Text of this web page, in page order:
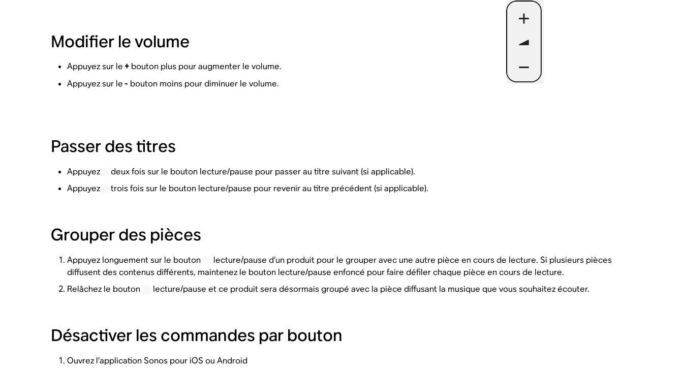
Modifier le volume
Appuyez sur le+bouton plus pour augmenter le volume.
Appuyez sur le- bouton moins pour diminuer le volume.
Passer des titres
Appuyez deux fois sur le bouton lecture/pause pour passer au titre suivant (si applicable).
Appuyez
trois fois sur le bouton lecture/pause pour revenir au titre précédent (si applicable).
Grouper des pièces
Appuyez longuement sur le bouton
lecture/pause d’un produit pour le grouper avec une autre pièce en cours de lecture. Si plusieurs pièces
diffusent des contenus différents, maintenez le bouton lecture/pause enfoncé pour faire défiler chaque pièce en cours de lecture.
Relâchez le bouton
lecture/pause et ce produit sera désormais groupé avec la pièce diffusant la musique que vous souhaitez écouter.
Désactiver les commandes par bouton
Ouvrez l’application Sonos pour iOS ou Android